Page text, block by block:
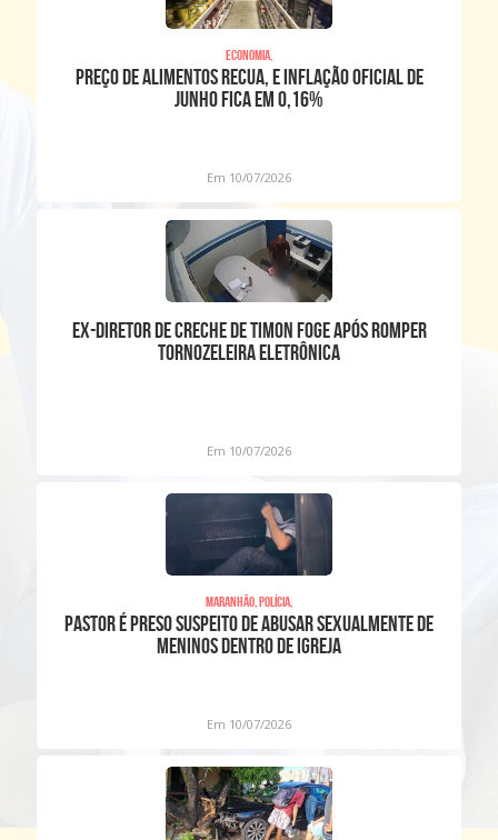
Economia,
Preço de alimentos recua, e inflação oficial de
junho fica em 0,16%
Em 10/07/2026
Ex-diretor de creche de Timon foge após romper
tornozeleira eletrônica
Em 10/07/2026
Maranhão, Polícia,
Pastor é preso suspeito de abusar sexualmente de
meninos dentro de igreja
Em 10/07/2026